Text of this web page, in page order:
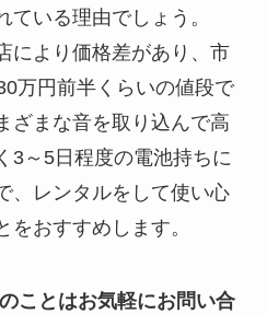
ている理由でしょう。
により価格差があり、市
万円前半くらいの値段で
ざまな音を取り込んで高
3～5日程度の電池持ちに
、レンタルをして使い心
おすすめします。
ことはお気軽にお問い合